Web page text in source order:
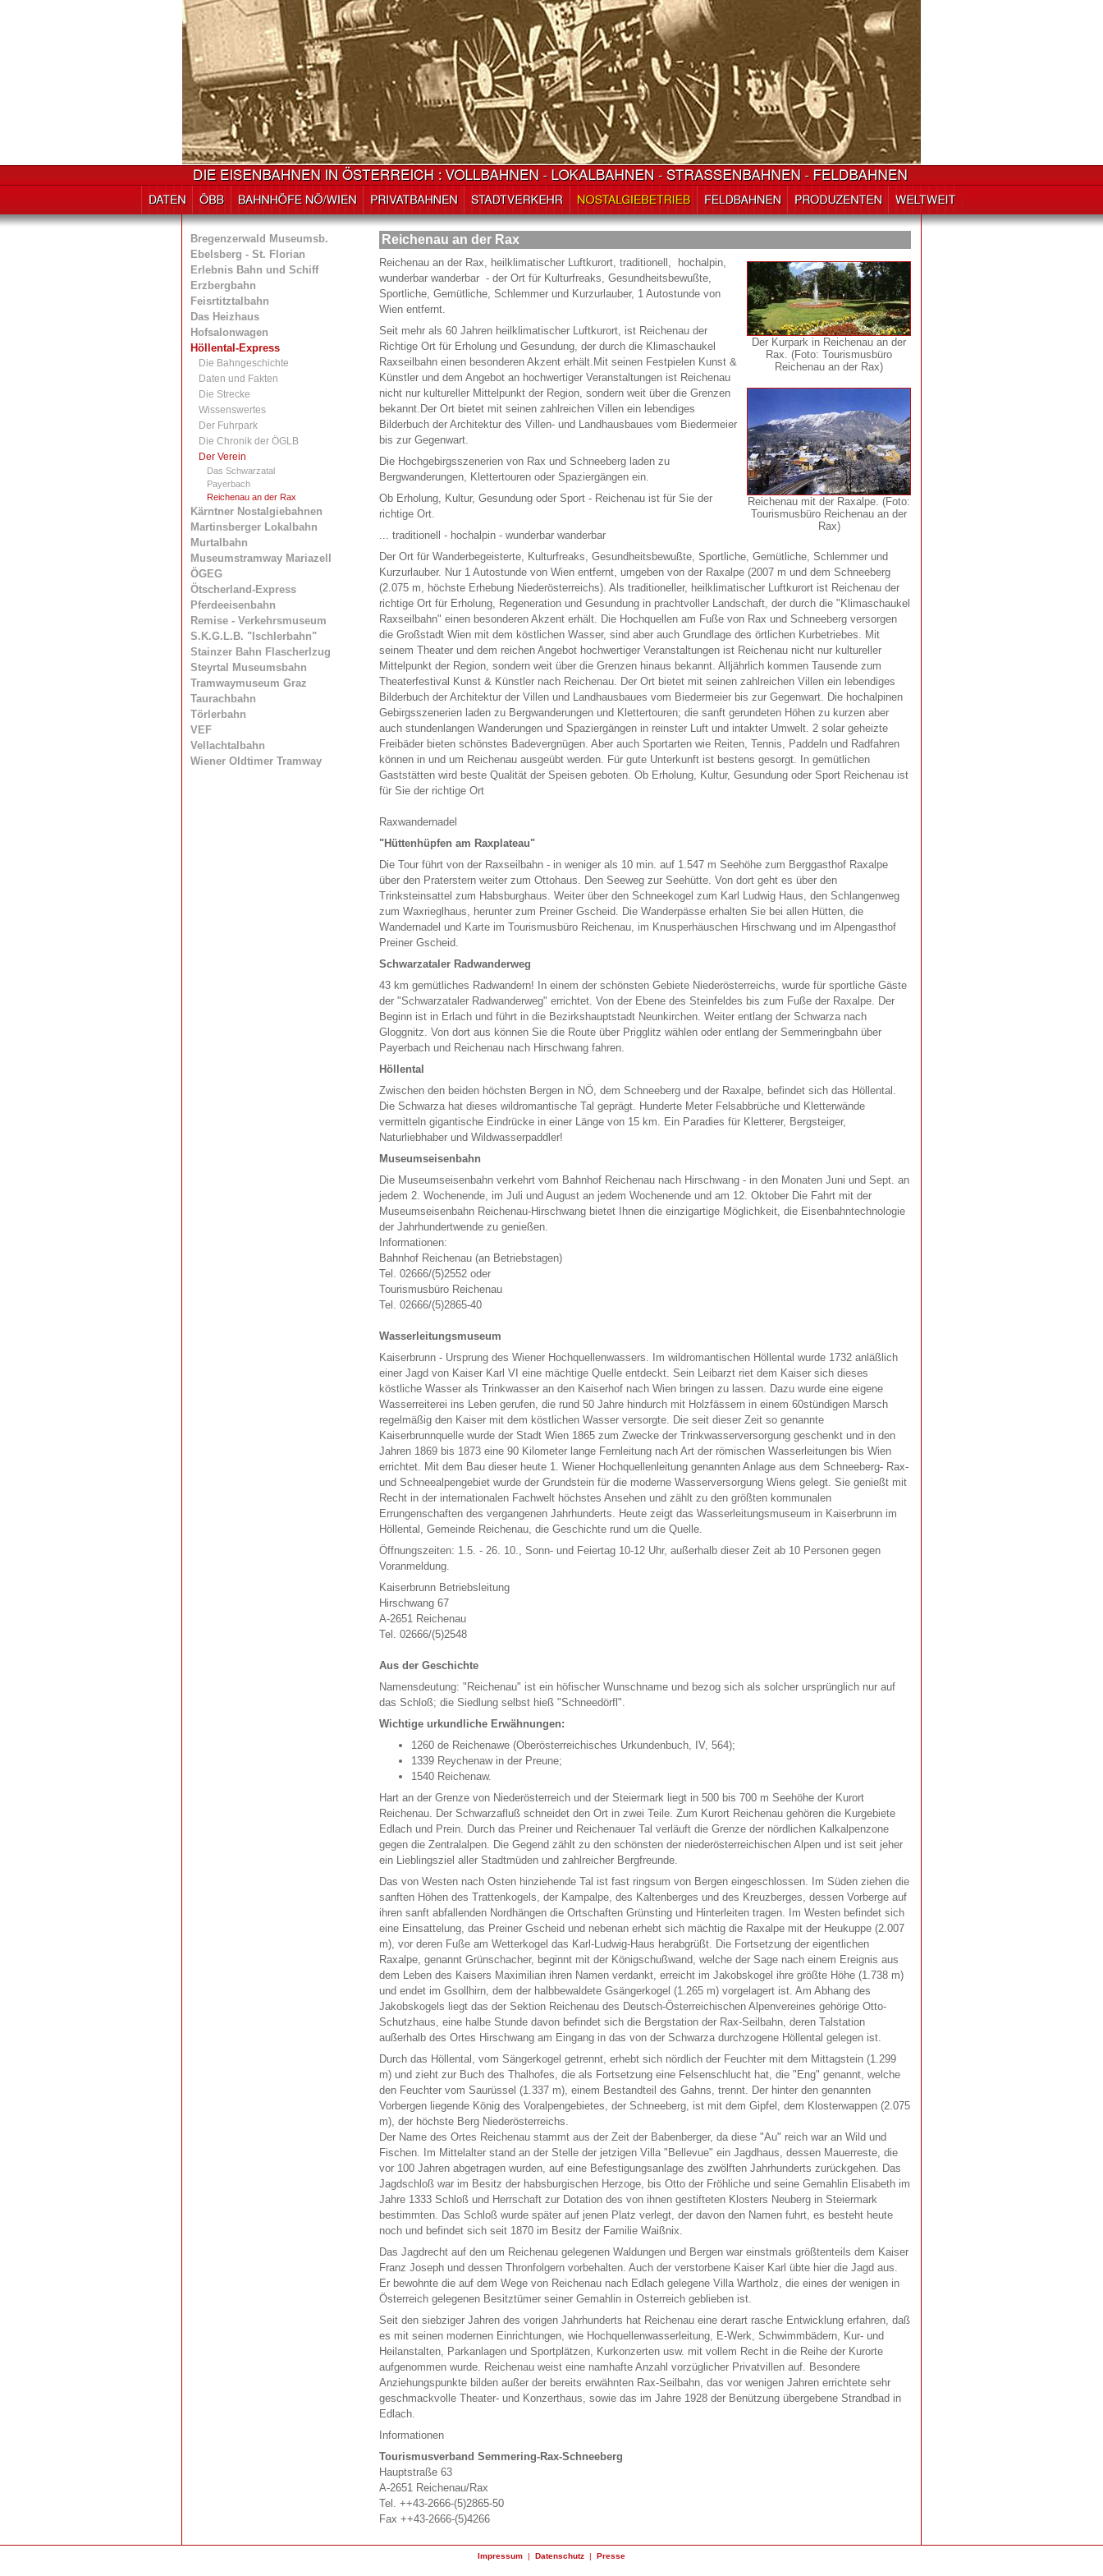
Bregenzerwald Museumsb.
Ebelsberg - St. Florian
Erlebnis Bahn und Schiff
Erzbergbahn
Feisrtitztalbahn
Das Heizhaus
Hofsalonwagen
Höllental-Express
Die Bahngeschichte
Daten und Fakten
Die Strecke
Wissenswertes
Der Fuhrpark
Die Chronik der ÖGLB
Der Verein
Das Schwarzatal
Payerbach
Reichenau an der Rax
Kärntner Nostalgiebahnen
Martinsberger Lokalbahn
Murtalbahn
Museumstramway Mariazell
ÖGEG
Ötscherland-Express
Pferdeeisenbahn
Remise - Verkehrsmuseum
S.K.G.L.B. "Ischlerbahn"
Stainzer Bahn Flascherlzug
Steyrtal Museumsbahn
Tramwaymuseum Graz
Taurachbahn
Törlerbahn
VEF
Vellachtalbahn
Wiener Oldtimer Tramway
Reichenau an der Rax
Der Kurpark in Reichenau an der
Rax. (Foto: Tourismusbüro
Reichenau an der Rax)
Reichenau mit der Raxalpe. (Foto:
Tourismusbüro Reichenau an der
Rax)
Reichenau an der Rax, heilklimatischer Luftkurort, traditionell, hochalpin,
wunderbar wanderbar - der Ort für Kulturfreaks, Gesundheitsbewußte,
Sportliche, Gemütliche, Schlemmer und Kurzurlauber, 1 Autostunde von
Wien entfernt.
Seit mehr als 60 Jahren heilklimatischer Luftkurort, ist Reichenau der
Richtige Ort für Erholung und Gesundung, der durch die Klimaschaukel
Raxseilbahn einen besonderen Akzent erhält.Mit seinen Festpielen Kunst &
Künstler und dem Angebot an hochwertiger Veranstaltungen ist Reichenau
nicht nur kultureller Mittelpunkt der Region, sondern weit über die Grenzen
bekannt.Der Ort bietet mit seinen zahlreichen Villen ein lebendiges
Bilderbuch der Architektur des Villen- und Landhausbaues vom Biedermeier
bis zur Gegenwart.
Die Hochgebirgsszenerien von Rax und Schneeberg laden zu
Bergwanderungen, Klettertouren oder Spaziergängen ein.
Ob Erholung, Kultur, Gesundung oder Sport - Reichenau ist für Sie der
richtige Ort.
... traditionell - hochalpin - wunderbar wanderbar
Der Ort für Wanderbegeisterte, Kulturfreaks, Gesundheitsbewußte, Sportliche, Gemütliche, Schlemmer und
Kurzurlauber. Nur 1 Autostunde von Wien entfernt, umgeben von der Raxalpe (2007 m und dem Schneeberg
(2.075 m, höchste Erhebung Niederösterreichs). Als traditioneller, heilklimatischer Luftkurort ist Reichenau der
richtige Ort für Erholung, Regeneration und Gesundung in prachtvoller Landschaft, der durch die "Klimaschaukel
Raxseilbahn" einen besonderen Akzent erhält. Die Hochquellen am Fuße von Rax und Schneeberg versorgen
die Großstadt Wien mit dem köstlichen Wasser, sind aber auch Grundlage des örtlichen Kurbetriebes. Mit
seinem Theater und dem reichen Angebot hochwertiger Veranstaltungen ist Reichenau nicht nur kultureller
Mittelpunkt der Region, sondern weit über die Grenzen hinaus bekannt. Alljährlich kommen Tausende zum
Theaterfestival Kunst & Künstler nach Reichenau. Der Ort bietet mit seinen zahlreichen Villen ein lebendiges
Bilderbuch der Architektur der Villen und Landhausbaues vom Biedermeier bis zur Gegenwart. Die hochalpinen
Gebirgsszenerien laden zu Bergwanderungen und Klettertouren; die sanft gerundeten Höhen zu kurzen aber
auch stundenlangen Wanderungen und Spaziergängen in reinster Luft und intakter Umwelt. 2 solar geheizte
Freibäder bieten schönstes Badevergnügen. Aber auch Sportarten wie Reiten, Tennis, Paddeln und Radfahren
können in und um Reichenau ausgeübt werden. Für gute Unterkunft ist bestens gesorgt. In gemütlichen
Gaststätten wird beste Qualität der Speisen geboten. Ob Erholung, Kultur, Gesundung oder Sport Reichenau ist
für Sie der richtige Ort
Raxwandernadel
"Hüttenhüpfen am Raxplateau"
Die Tour führt von der Raxseilbahn - in weniger als 10 min. auf 1.547 m Seehöhe zum Berggasthof Raxalpe
über den Praterstern weiter zum Ottohaus. Den Seeweg zur Seehütte. Von dort geht es über den
Trinksteinsattel zum Habsburghaus. Weiter über den Schneekogel zum Karl Ludwig Haus, den Schlangenweg
zum Waxrieglhaus, herunter zum Preiner Gscheid. Die Wanderpässe erhalten Sie bei allen Hütten, die
Wandernadel und Karte im Tourismusbüro Reichenau, im Knusperhäuschen Hirschwang und im Alpengasthof
Preiner Gscheid.
Schwarzataler Radwanderweg
43 km gemütliches Radwandern! In einem der schönsten Gebiete Niederösterreichs, wurde für sportliche Gäste
der "Schwarzataler Radwanderweg" errichtet. Von der Ebene des Steinfeldes bis zum Fuße der Raxalpe. Der
Beginn ist in Erlach und führt in die Bezirkshauptstadt Neunkirchen. Weiter entlang der Schwarza nach
Gloggnitz. Von dort aus können Sie die Route über Prigglitz wählen oder entlang der Semmeringbahn über
Payerbach und Reichenau nach Hirschwang fahren.
Höllental
Zwischen den beiden höchsten Bergen in NÖ, dem Schneeberg und der Raxalpe, befindet sich das Höllental.
Die Schwarza hat dieses wildromantische Tal geprägt. Hunderte Meter Felsabbrüche und Kletterwände
vermitteln gigantische Eindrücke in einer Länge von 15 km. Ein Paradies für Kletterer, Bergsteiger,
Naturliebhaber und Wildwasserpaddler!
Museumseisenbahn
Die Museumseisenbahn verkehrt vom Bahnhof Reichenau nach Hirschwang - in den Monaten Juni und Sept. an
jedem 2. Wochenende, im Juli und August an jedem Wochenende und am 12. Oktober Die Fahrt mit der
Museumseisenbahn Reichenau-Hirschwang bietet Ihnen die einzigartige Möglichkeit, die Eisenbahntechnologie
der Jahrhundertwende zu genießen.
Informationen:
Bahnhof Reichenau (an Betriebstagen)
Tel. 02666/(5)2552 oder
Tourismusbüro Reichenau
Tel. 02666/(5)2865-40
Wasserleitungsmuseum
Kaiserbrunn - Ursprung des Wiener Hochquellenwassers. Im wildromantischen Höllental wurde 1732 anläßlich
einer Jagd von Kaiser Karl VI eine mächtige Quelle entdeckt. Sein Leibarzt riet dem Kaiser sich dieses
köstliche Wasser als Trinkwasser an den Kaiserhof nach Wien bringen zu lassen. Dazu wurde eine eigene
Wasserreiterei ins Leben gerufen, die rund 50 Jahre hindurch mit Holzfässern in einem 60stündigen Marsch
regelmäßig den Kaiser mit dem köstlichen Wasser versorgte. Die seit dieser Zeit so genannte
Kaiserbrunnquelle wurde der Stadt Wien 1865 zum Zwecke der Trinkwasserversorgung geschenkt und in den
Jahren 1869 bis 1873 eine 90 Kilometer lange Fernleitung nach Art der römischen Wasserleitungen bis Wien
errichtet. Mit dem Bau dieser heute 1. Wiener Hochquellenleitung genannten Anlage aus dem Schneeberg- Rax-
und Schneealpengebiet wurde der Grundstein für die moderne Wasserversorgung Wiens gelegt. Sie genießt mit
Recht in der internationalen Fachwelt höchstes Ansehen und zählt zu den größten kommunalen
Errungenschaften des vergangenen Jahrhunderts. Heute zeigt das Wasserleitungsmuseum in Kaiserbrunn im
Höllental, Gemeinde Reichenau, die Geschichte rund um die Quelle.
Öffnungszeiten: 1.5. - 26. 10., Sonn- und Feiertag 10-12 Uhr, außerhalb dieser Zeit ab 10 Personen gegen
Voranmeldung.
Kaiserbrunn Betriebsleitung
Hirschwang 67
A-2651 Reichenau
Tel. 02666/(5)2548
Aus der Geschichte
Namensdeutung: "Reichenau" ist ein höfischer Wunschname und bezog sich als solcher ursprünglich nur auf
das Schloß; die Siedlung selbst hieß "Schneedörfl".
Wichtige urkundliche Erwähnungen:
1260 de Reichenawe (Oberösterreichisches Urkundenbuch, IV, 564);
1339 Reychenaw in der Preune;
1540 Reichenaw.
Hart an der Grenze von Niederösterreich und der Steiermark liegt in 500 bis 700 m Seehöhe der Kurort
Reichenau. Der Schwarzafluß schneidet den Ort in zwei Teile. Zum Kurort Reichenau gehören die Kurgebiete
Edlach und Prein. Durch das Preiner und Reichenauer Tal verläuft die Grenze der nördlichen Kalkalpenzone
gegen die Zentralalpen. Die Gegend zählt zu den schönsten der niederösterreichischen Alpen und ist seit jeher
ein Lieblingsziel aller Stadtmüden und zahlreicher Bergfreunde.
Das von Westen nach Osten hinziehende Tal ist fast ringsum von Bergen eingeschlossen. Im Süden ziehen die
sanften Höhen des Trattenkogels, der Kampalpe, des Kaltenberges und des Kreuzberges, dessen Vorberge auf
ihren sanft abfallenden Nordhängen die Ortschaften Grünsting und Hinterleiten tragen. Im Westen befindet sich
eine Einsattelung, das Preiner Gscheid und nebenan erhebt sich mächtig die Raxalpe mit der Heukuppe (2.007
m), vor deren Fuße am Wetterkogel das Karl-Ludwig-Haus herabgrüßt. Die Fortsetzung der eigentlichen
Raxalpe, genannt Grünschacher, beginnt mit der Königschußwand, welche der Sage nach einem Ereignis aus
dem Leben des Kaisers Maximilian ihren Namen verdankt, erreicht im Jakobskogel ihre größte Höhe (1.738 m)
und endet im Gsollhirn, dem der halbbewaldete Gsängerkogel (1.265 m) vorgelagert ist. Am Abhang des
Jakobskogels liegt das der Sektion Reichenau des Deutsch-Österreichischen Alpenvereines gehörige Otto-
Schutzhaus, eine halbe Stunde davon befindet sich die Bergstation der Rax-Seilbahn, deren Talstation
außerhalb des Ortes Hirschwang am Eingang in das von der Schwarza durchzogene Höllental gelegen ist.
Durch das Höllental, vom Sängerkogel getrennt, erhebt sich nördlich der Feuchter mit dem Mittagstein (1.299
m) und zieht zur Buch des Thalhofes, die als Fortsetzung eine Felsenschlucht hat, die "Eng" genannt, welche
den Feuchter vom Saurüssel (1.337 m), einem Bestandteil des Gahns, trennt. Der hinter den genannten
Vorbergen liegende König des Voralpengebietes, der Schneeberg, ist mit dem Gipfel, dem Klosterwappen (2.075
m), der höchste Berg Niederösterreichs.
Der Name des Ortes Reichenau stammt aus der Zeit der Babenberger, da diese "Au" reich war an Wild und
Fischen. Im Mittelalter stand an der Stelle der jetzigen Villa "Bellevue" ein Jagdhaus, dessen Mauerreste, die
vor 100 Jahren abgetragen wurden, auf eine Befestigungsanlage des zwölften Jahrhunderts zurückgehen. Das
Jagdschloß war im Besitz der habsburgischen Herzoge, bis Otto der Fröhliche und seine Gemahlin Elisabeth im
Jahre 1333 Schloß und Herrschaft zur Dotation des von ihnen gestifteten Klosters Neuberg in Steiermark
bestimmten. Das Schloß wurde später auf jenen Platz verlegt, der davon den Namen fuhrt, es besteht heute
noch und befindet sich seit 1870 im Besitz der Familie Waißnix.
Das Jagdrecht auf den um Reichenau gelegenen Waldungen und Bergen war einstmals größtenteils dem Kaiser
Franz Joseph und dessen Thronfolgern vorbehalten. Auch der verstorbene Kaiser Karl übte hier die Jagd aus.
Er bewohnte die auf dem Wege von Reichenau nach Edlach gelegene Villa Wartholz, die eines der wenigen in
Österreich gelegenen Besitztümer seiner Gemahlin in Osterreich geblieben ist.
Seit den siebziger Jahren des vorigen Jahrhunderts hat Reichenau eine derart rasche Entwicklung erfahren, daß
es mit seinen modernen Einrichtungen, wie Hochquellenwasserleitung, E-Werk, Schwimmbädern, Kur- und
Heilanstalten, Parkanlagen und Sportplätzen, Kurkonzerten usw. mit vollem Recht in die Reihe der Kurorte
aufgenommen wurde. Reichenau weist eine namhafte Anzahl vorzüglicher Privatvillen auf. Besondere
Anziehungspunkte bilden außer der bereits erwähnten Rax-Seilbahn, das vor wenigen Jahren errichtete sehr
geschmackvolle Theater- und Konzerthaus, sowie das im Jahre 1928 der Benützung übergebene Strandbad in
Edlach.
Informationen
Tourismusverband Semmering-Rax-Schneeberg
Hauptstraße 63
A-2651 Reichenau/Rax
Tel. ++43-2666-(5)2865-50
Fax ++43-2666-(5)4266
Impressum | Datenschutz | Presse